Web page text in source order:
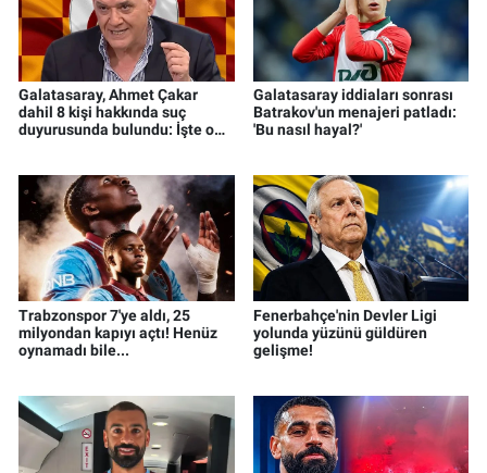
Galatasaray, Ahmet Çakar
dahil 8 kişi hakkında suç
duyurusunda bulundu: İşte o
Galatasaray iddiaları sonrası
Batrakov'un menajeri patladı:
'Bu nasıl hayal?'
Trabzonspor 7'ye aldı, 25
milyondan kapıyı açtı! Henüz
oynamadı bile...
Fenerbahçe'nin Devler Ligi
yolunda yüzünü güldüren
gelişme!